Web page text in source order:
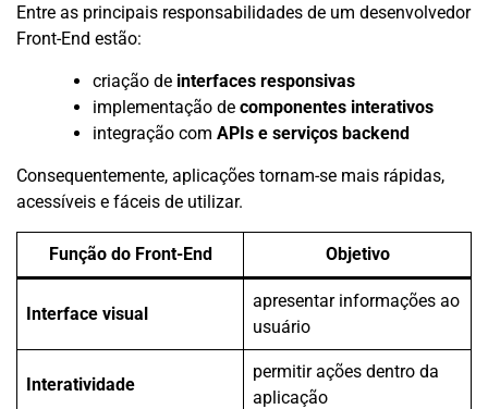
Entre as principais responsabilidades de um desenvolvedor
Front-End estão:
criação de interfaces responsivas
implementação de componentes interativos
integração com APIs e serviços backend
Consequentemente, aplicações tornam-se mais rápidas,
acessíveis e fáceis de utilizar.
Função do Front-End Objetivo
Interface visual
apresentar informações ao
usuário
Interatividade
permitir ações dentro da
aplicação